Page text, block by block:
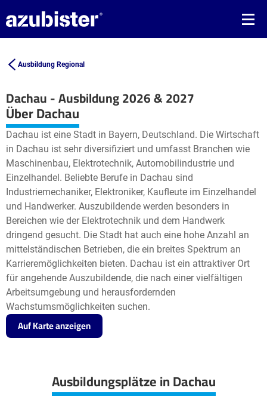
Ausbildung Regional
Dachau - Ausbildung 2026 & 2027
+
−
Leaflet| ©OpenStreetMap2
Über Dachau
Dachau ist eine Stadt in Bayern, Deutschland. Die Wirtschaft
in Dachau ist sehr diversifiziert und umfasst Branchen wie
Maschinenbau, Elektrotechnik, Automobilindustrie und
Einzelhandel. Beliebte Berufe in Dachau sind
Industriemechaniker, Elektroniker, Kaufleute im Einzelhandel
und Handwerker. Auszubildende werden besonders in
Bereichen wie der Elektrotechnik und dem Handwerk
dringend gesucht. Die Stadt hat auch eine hohe Anzahl an
mittelständischen Betrieben, die ein breites Spektrum an
Karrieremöglichkeiten bieten. Dachau ist ein attraktiver Ort
für angehende Auszubildende, die nach einer vielfältigen
Arbeitsumgebung und herausfordernden
Wachstumsmöglichkeiten suchen.
Auf Karte anzeigen
Ausbildungsplätze in Dachau